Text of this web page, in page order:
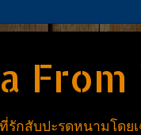
From
สับปะรดหนามโดยเ